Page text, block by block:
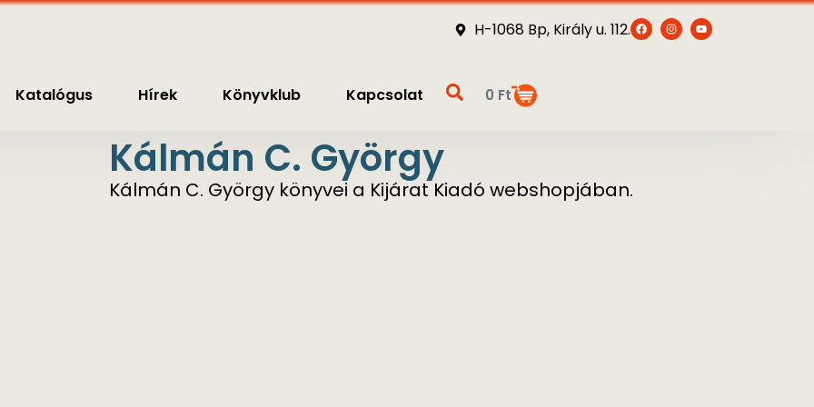
H-1068 Bp, Király u. 112.
Katalógus Hírek Könyvklub Kapcsolat 0 Ft
Kálmán C. György
Kálmán C. György könyvei a Kijárat Kiadó webshopjában.